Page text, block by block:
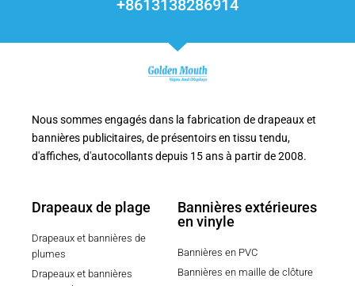
+8613138286914
Nous sommes engagés dans la fabrication de drapeaux et
bannières publicitaires, de présentoirs en tissu tendu,
d'affiches, d'autocollants depuis 15 ans à partir de 2008.
Drapeaux de plage
Drapeaux et bannières de
plumes
Drapeaux et bannières
Bannières extérieures
en vinyle
Bannières en PVC
Bannières en maille de clôture